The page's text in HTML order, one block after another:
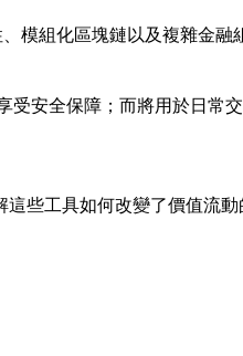
模組化區塊鏈以及複雜金融
受安全保障；而將用於日常
些工具如何改變了價值流